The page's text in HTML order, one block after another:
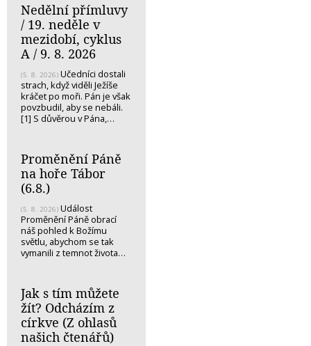
Nedělní přímluvy
/ 19. neděle v
mezidobí, cyklus
A / 9. 8. 2026
(5. 8. 2026) Učedníci dostali
strach, když viděli Ježíše
kráčet po moři. Pán je však
povzbudil, aby se nebáli.
[1] S důvěrou v Pána,…
Proměnění Páně
na hoře Tábor
(6.8.)
(5. 8. 2026) Událost
Proměnění Páně obrací
náš pohled k Božímu
světlu, abychom se tak
vymanili z temnot života…
Jak s tím můžete
žít? Odcházím z
církve (Z ohlasů
našich čtenářů)